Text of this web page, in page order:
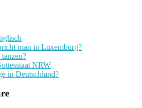
man in Luxemburg?
NRW
in Deutschland?